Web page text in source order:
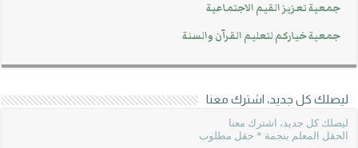
جمعية تعزيز القيم الاجتماعية
جمعية خياركم لتعليم القرآن والسنة
ليصلك كل جديد، اشترك معنا
ليصلك كل جديد، اشترك معنا
الحقل المعلم بنجمة * حقل مطلوب